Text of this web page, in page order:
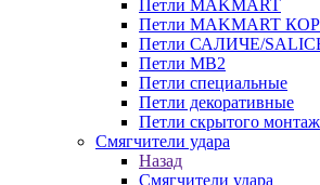
Петли MAKMART
Петли MAKMART
Петли САЛИЧЕ/
Петли MB2
Петли специальные
Петли декоративные
Петли скрытого
Смягчители удара
Назад
Смягчители удара